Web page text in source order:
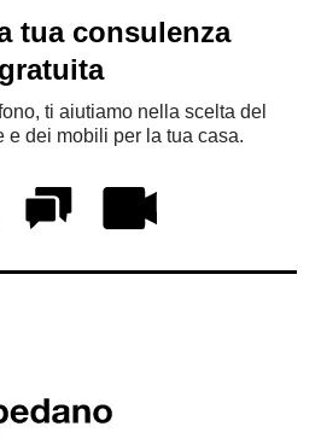
tua consulenza
gratuita
ti aiutiamo nella scelta del
e dei mobili per la tua casa.